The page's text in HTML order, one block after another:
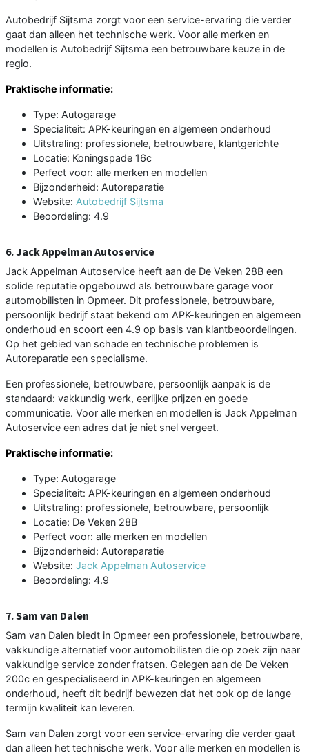
Autobedrijf Sijtsma zorgt voor een service-ervaring die verder
gaat dan alleen het technische werk. Voor alle merken en
modellen is Autobedrijf Sijtsma een betrouwbare keuze in de
regio.
Praktische informatie:
Type: Autogarage
Specialiteit: APK-keuringen en algemeen onderhoud
Uitstraling: professionele, betrouwbare, klantgerichte
Locatie: Koningspade 16c
Perfect voor: alle merken en modellen
Bijzonderheid: Autoreparatie
Website: Autobedrijf Sijtsma
Beoordeling: 4.9
6. Jack Appelman Autoservice
Jack Appelman Autoservice heeft aan de De Veken 28B een
solide reputatie opgebouwd als betrouwbare garage voor
automobilisten in Opmeer. Dit professionele, betrouwbare,
persoonlijk bedrijf staat bekend om APK-keuringen en algemeen
onderhoud en scoort een 4.9 op basis van klantbeoordelingen.
Op het gebied van schade en technische problemen is
Autoreparatie een specialisme.
Een professionele, betrouwbare, persoonlijk aanpak is de
standaard: vakkundig werk, eerlijke prijzen en goede
communicatie. Voor alle merken en modellen is Jack Appelman
Autoservice een adres dat je niet snel vergeet.
Praktische informatie:
Type: Autogarage
Specialiteit: APK-keuringen en algemeen onderhoud
Uitstraling: professionele, betrouwbare, persoonlijk
Locatie: De Veken 28B
Perfect voor: alle merken en modellen
Bijzonderheid: Autoreparatie
Website: Jack Appelman Autoservice
Beoordeling: 4.9
7. Sam van Dalen
Sam van Dalen biedt in Opmeer een professionele, betrouwbare,
vakkundige alternatief voor automobilisten die op zoek zijn naar
vakkundige service zonder fratsen. Gelegen aan de De Veken
200c en gespecialiseerd in APK-keuringen en algemeen
onderhoud, heeft dit bedrijf bewezen dat het ook op de lange
termijn kwaliteit kan leveren.
Sam van Dalen zorgt voor een service-ervaring die verder gaat
dan alleen het technische werk. Voor alle merken en modellen is